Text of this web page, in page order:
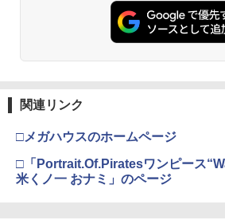
劇場版「鬼滅の刃
窩座再来 通常版
劇場版「鬼滅の刃
窩座再来 通常版
￥3,523
関連リンク
□メガハウスのホームページ
□「Portrait.Of.Piratesワンピース
米くノ一 おナミ」のページ